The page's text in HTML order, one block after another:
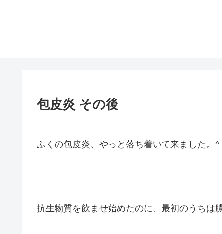
包皮炎 その後
ふくの包皮炎、やっと落ち着いて来ました。^
抗生物質を飲ませ始めたのに、最初のうちは